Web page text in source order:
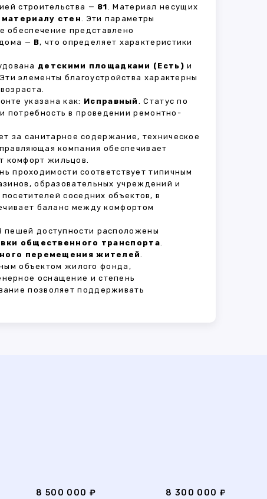
строительства — 81. Материал несущих
стен. Эти параметры
обеспечение представлено
— B, что определяет характеристики
детскими площадками (Есть) и
элементы благоустройства характерны
указана как: Исправный . Статус по
потребность в проведении ремонтно-
за санитарное содержание, техническое
компания обеспечивает
комфорт жильцов.
проходимости соответствует типичным
образовательных учреждений и
соседних объектов, в
баланс между комфортом
пешей доступности расположены
общественного транспорта.
перемещения жителей.
объектом жилого фонда,
оснащение и степень
позволяет поддерживать
8 500 000 ₽ 8 300 000 ₽